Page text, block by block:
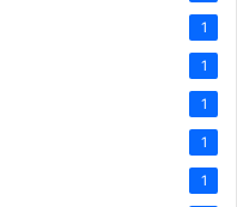
1
1
1
1
1